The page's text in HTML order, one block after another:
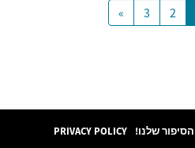
2
3
»
שלנו! PRIVACY POLICY